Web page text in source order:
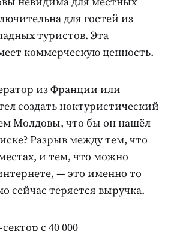
для гостей из
туристов. Эта
коммерческую ценность.
из Франции или
создать ноктуристический
Молдовы, что бы он нашёл
Разрыв между тем, что
и тем, что можно
— это именно то
сейчас теряется выручка.
с 40 000